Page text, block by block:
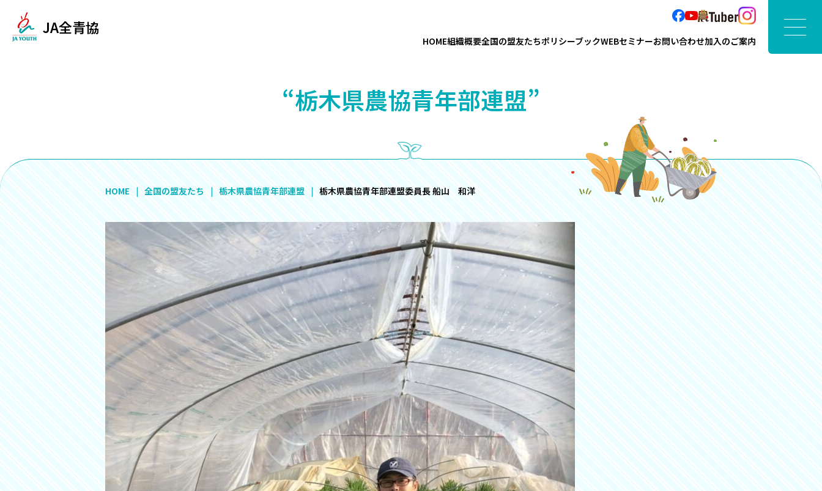
JA全青協
HOME組織概要全国の盟友たちポリシーブックWEBセミナーお問い合わせ加入のご案内
“栃木県農協青年部連盟”
HOME 全国の盟友たち 栃木県農協青年部連盟 栃木県農協青年部連盟委員長 船山 和洋